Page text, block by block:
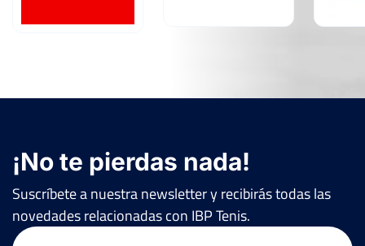
¡No te pierdas nada!
Suscríbete a nuestra newsletter y recibirás todas las
novedades relacionadas con IBP Tenis.
Email